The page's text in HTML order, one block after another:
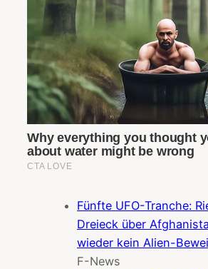
Fünfte UFO-Tranche:
Dreieck über
wieder kein Alien-
F-News